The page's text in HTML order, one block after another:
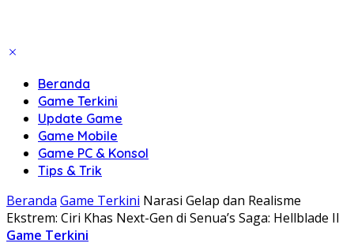
Beranda
Game Terkini
Update Game
Game Mobile
Game PC & Konsol
Tips & Trik
Beranda Game Terkini Narasi Gelap dan Realisme
Ekstrem: Ciri Khas Next-Gen di Senua’s Saga: Hellblade II
Game Terkini